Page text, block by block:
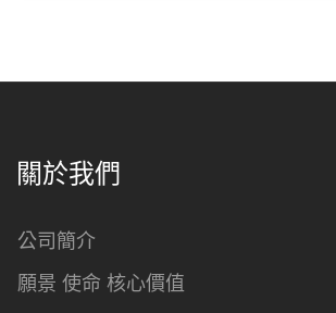
關於我們
公司簡介
願景 使命 核心價值